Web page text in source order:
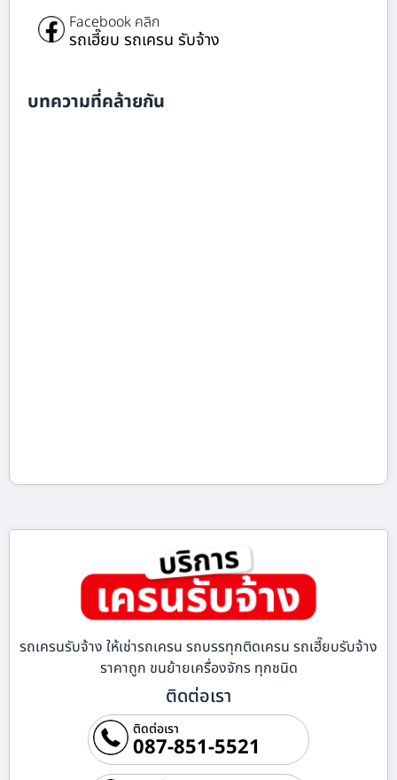
Facebook คลิก
รถเฮี๊ยบ รถเครน รับจ้าง
บทความที่คล้ายกัน
รถเครนรับจ้าง ให้เช่ารถเครน รถบรรทุกติดเครน รถเฮี๊ยบรับจ้าง
ราคาถูก ขนย้ายเครื่องจักร ทุกชนิด
ติดต่อเรา
ติดต่อเรา
087-851-5521